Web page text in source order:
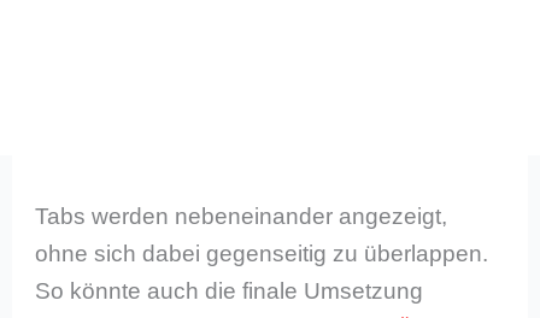
Tabs werden nebeneinander angezeigt,
ohne sich dabei gegenseitig zu überlappen.
So könnte auch die finale Umsetzung